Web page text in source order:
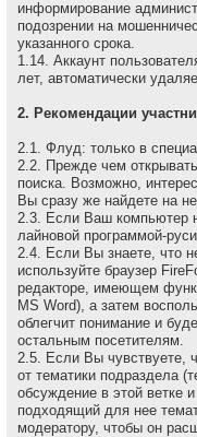
информирование
подозрении на
указанного срока.
1.14. Аккаунт
лет, автоматически
2. Рекомендации
2.1. Флуд: только в
2.2. Прежде чем
поиска. Возможно,
Вы сразу же найдете на
2.3. Если Ваш компьютер
лайновой программой-
2.4. Если Вы знаете, что
используйте браузер
редакторе, имеющем
MS Word), а затем
облегчит понимание и
остальным посетителям.
2.5. Если Вы чувствуете,
от тематики подраздела
обсуждение в этой ветке
подходящий для нее
модератору, чтобы он